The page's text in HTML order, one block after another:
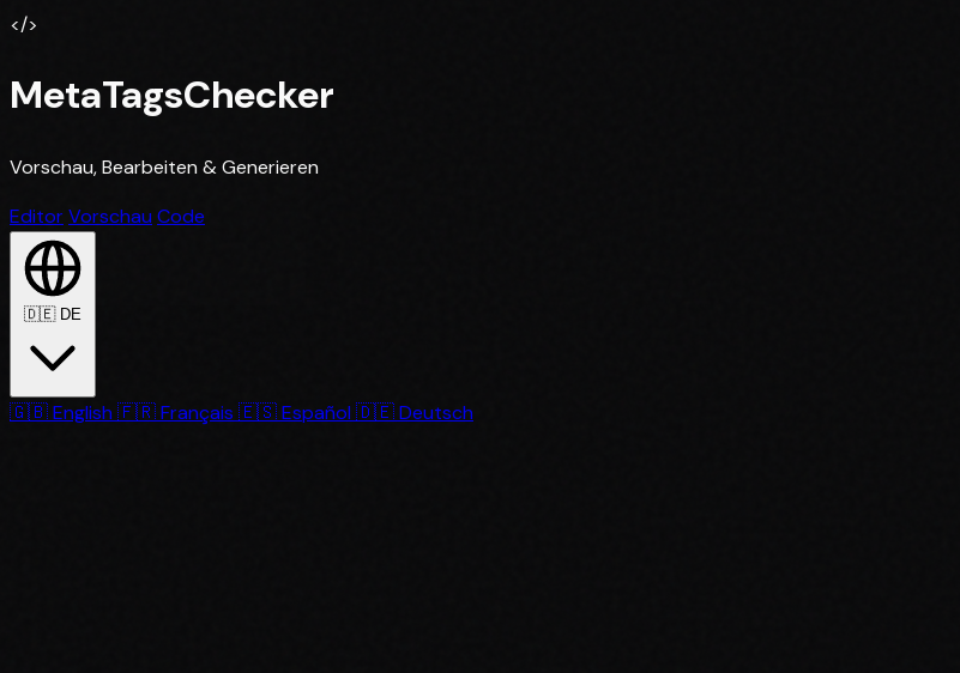
</>
MetaTagsChecker
Vorschau, Bearbeiten & Generieren
EditorVorschau Code
🇩🇪 DE
🇬🇧English 🇫🇷Français 🇪🇸Español 🇩🇪Deutsch